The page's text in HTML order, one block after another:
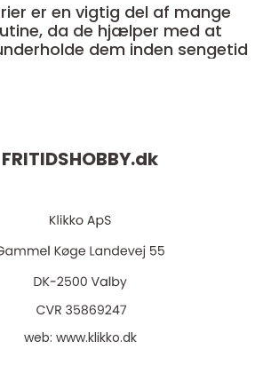
er en vigtig del af mange
da de hjælper med at
dem inden sengetid
FRITIDSHOBBY.dk
web: www.klikko.dk